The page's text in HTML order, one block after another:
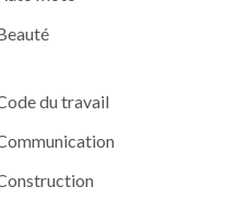
du travail